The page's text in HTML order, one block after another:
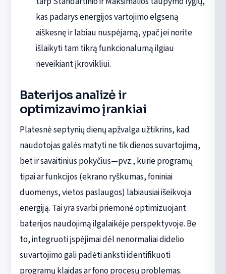
kas padarys energijos vartojimo elgseną
aiškesnę ir labiau nuspėjamą, ypač jei norite
išlaikyti tam tikrą funkcionalumą ilgiau
neveikiant įkrovikliui.
Baterijos analizė ir
optimizavimo įrankiai
Platesnė septynių dienų apžvalga užtikrins, kad
naudotojas galės matyti ne tik dienos suvartojimą,
bet ir savaitinius pokyčius—pvz., kurie programų
tipai ar funkcijos (ekrano ryškumas, foniniai
duomenys, vietos paslaugos) labiausiai išeikvoja
energiją. Tai yra svarbi priemonė optimizuojant
baterijos naudojimą ilgalaikėje perspektyvoje. Be
to, integruoti įspėjimai dėl nenormaliai didelio
suvartojimo gali padėti anksti identifikuoti
programų klaidas ar fono procesų problemas.